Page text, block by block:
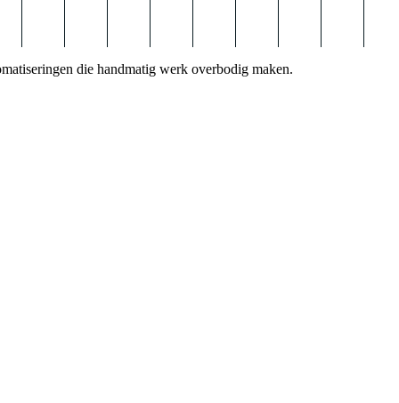
die handmatig werk overbodig maken.